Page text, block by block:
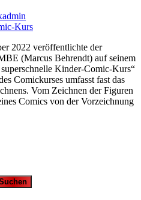
2022 veröffentlichte der
(Marcus Behrendt) auf seinem
Kinder-Comic-Kurs“
Comickurses umfasst fast das
Vom Zeichnen der Figuren
Comics von der Vorzeichnung